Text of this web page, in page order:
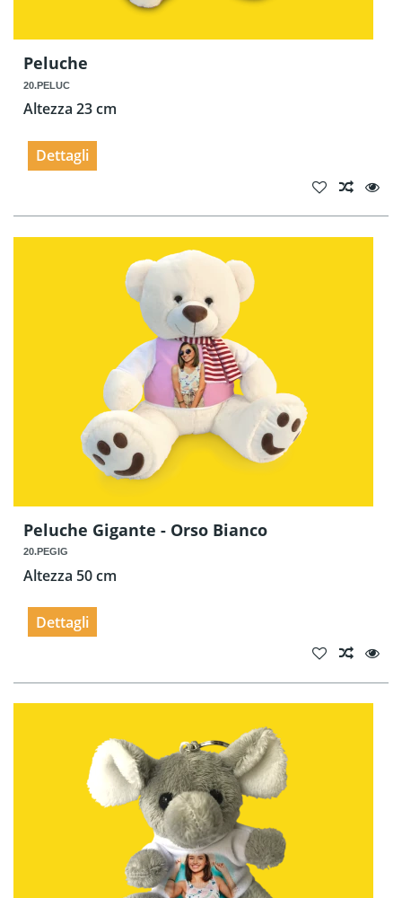
Peluche
20.PELUC
Altezza 23 cm
Dettagli
Peluche Gigante - Orso Bianco
20.PEGIG
Altezza 50 cm
Dettagli